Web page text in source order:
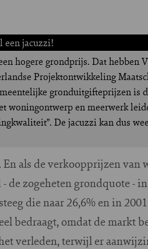
een jacuzzi!
hogere grondprijs. Dat hebben
Projektontwikkeling
gronduitgifteprijzen is
woningontwerp en meerwerk
De jacuzzi kan dus
als de verkoopprijzen van
de zogeheten grondquote -
die naar 26,6% en in
bedraagt, omdat de markt
verleden, terwijl er